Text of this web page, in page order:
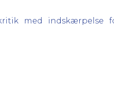
med indskærpelse